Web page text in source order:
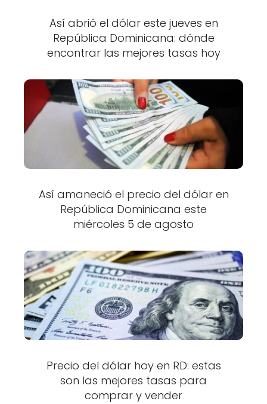
Así abrió el dólar este jueves en
República Dominicana: dónde
encontrar las mejores tasas hoy
Así amaneció el precio del dólar en
República Dominicana este
miércoles 5 de agosto
Precio del dólar hoy en RD: estas
son las mejores tasas para
comprar y vender